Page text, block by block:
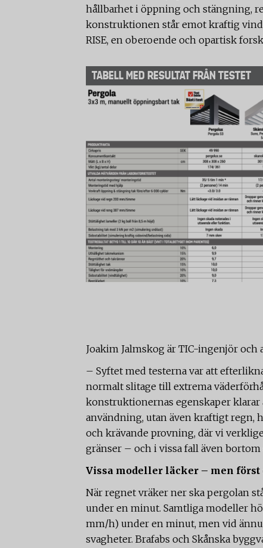
hållbarhet i öppning och stängning,
konstruktionen står emot kraftig
RISE, en oberoende och opartisk
TABELL MED RESULTAT FRÅN TESTET
Joakim Jalmskog är TIC-ingenjör och
– Syftet med testerna var att
normalt slitage till extrema
konstruktionernas egenskaper klarar
användning, utan även kraftigt regn,
och krävande provning, där vi
gränser – och i vissa fall även bortom
Vissa modeller läcker – men
När regnet vräker ner ska pergolan
under en minut. Samtliga modeller
mm/h) under en minut, men vid
svagheter. Brafabs och Skånska